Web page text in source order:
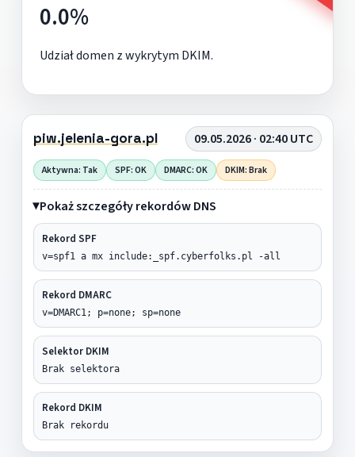
0.0%
Udział domen z wykrytym DKIM.
piw.jelenia-gora.pl 09.05.2026 · 02:40 UTC
Aktywna: Tak SPF: OK DMARC: OK DKIM: Brak
Pokaż szczegóły rekordów DNS
Rekord SPF
v=spf1 a mx include:_spf.cyberfolks.pl -all
Rekord DMARC
v=DMARC1; p=none; sp=none
Selektor DKIM
Brak selektora
Rekord DKIM
Brak rekordu